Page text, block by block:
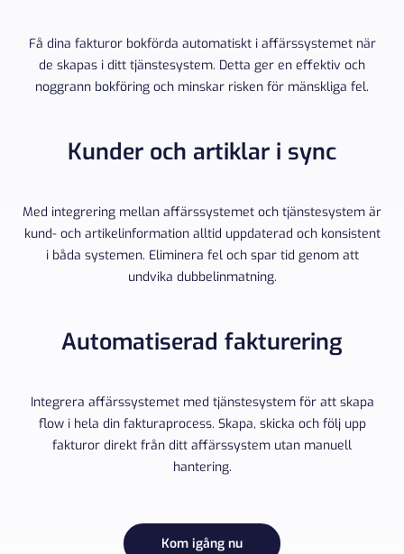
Få dina fakturor bokförda automatiskt i affärssystemet när
de skapas i ditt tjänstesystem. Detta ger en effektiv och
noggrann bokföring och minskar risken för mänskliga fel.
Kunder och artiklar i sync
Med integrering mellan affärssystemet och tjänstesystem är
kund- och artikelinformation alltid uppdaterad och konsistent
i båda systemen. Eliminera fel och spar tid genom att
undvika dubbelinmatning.
Automatiserad fakturering
Integrera affärssystemet med tjänstesystem för att skapa
flow i hela din fakturaprocess. Skapa, skicka och följ upp
fakturor direkt från ditt affärssystem utan manuell
hantering.
Kom igång nu